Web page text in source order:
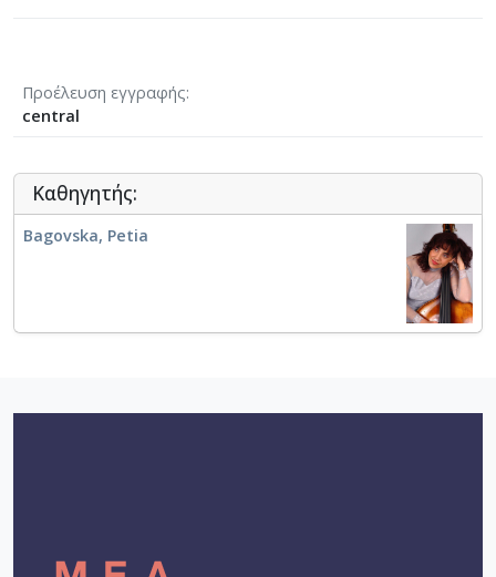
Προέλευση εγγραφής
central
Καθηγητής:
Bagovska, Petia